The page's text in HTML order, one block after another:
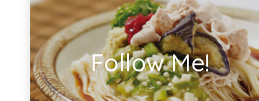
Follow Me!